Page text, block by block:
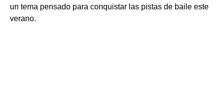
un tema pensado para conquistar las pistas de baile este
verano.